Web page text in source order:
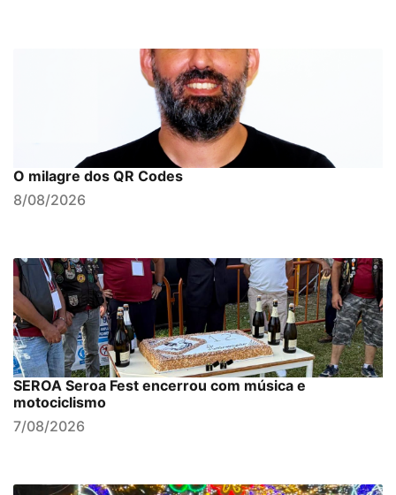
O milagre dos QR Codes
8/08/2026
SEROA Seroa Fest encerrou com música e
motociclismo
7/08/2026